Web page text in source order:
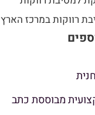
רווקות במרכז הארץ
מבוססת כתב